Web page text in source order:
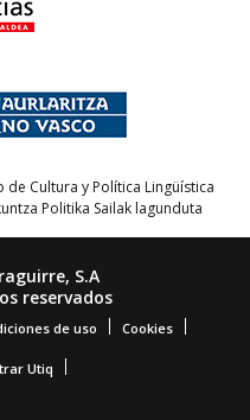
Cultura y Política Lingüística
Politika Sailak lagunduta
S.A
reservados
de uso Cookies
Utiq